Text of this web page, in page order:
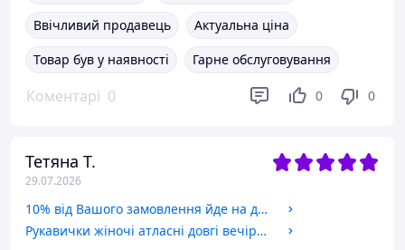
Ввічливий продавець
Актуальна ціна
Товар був у наявності
Гарне обслуговування
Коментарі 0 0 0
Тетяна Т.
29.07.2026
10% від Вашого замовлення йде на допомогу ЗСУ
Рукавички жіночі атласні довгі вечірні вище ліктя Honey Fashion Accessories S/M червоний (7-20)